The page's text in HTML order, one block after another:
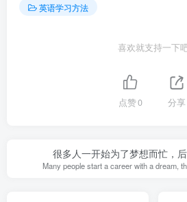
英语学习方法
喜欢就支持一下
点赞0 分享
很多人一开始为了梦想而忙，
Many people start a career with a dream,